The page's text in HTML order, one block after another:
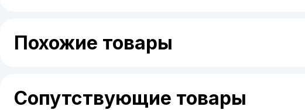
Похожие товары
Сопутствующие товары